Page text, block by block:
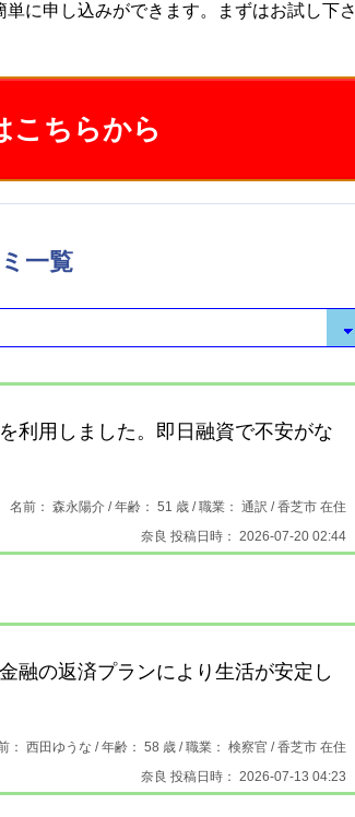
に申し込みができます。まずはお試し下さ
こちらから
一覧
利用しました。即日融資で不安がな
名前： 森永陽介 /年齢： 51 歳 / 職業： 通訳 /香芝市 在住
奈良 投稿日時： 2026-07-20 02:44
融の返済プランにより生活が安定し
： 西田ゆうな /年齢： 58 歳 / 職業： 検察官 /香芝市 在住
奈良 投稿日時： 2026-07-13 04:23